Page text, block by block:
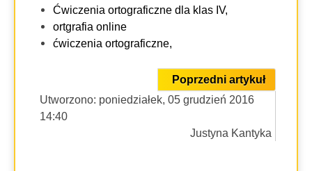
Ćwiczenia ortograficzne dla klas IV,
ortgrafia online
ćwiczenia ortograficzne,
Poprzedni artykuł
Utworzono: poniedziałek, 05 grudzień 2016
14:40
Justyna Kantyka